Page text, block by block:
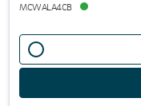
MCWALA4CB